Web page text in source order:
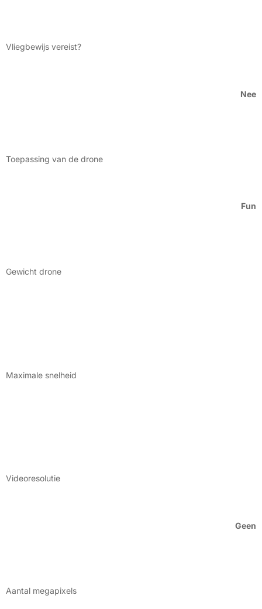
Vliegbewijs vereist?
Nee
Toepassing van de drone
Fun
Gewicht drone
Maximale snelheid
Videoresolutie
Geen
Aantal megapixels